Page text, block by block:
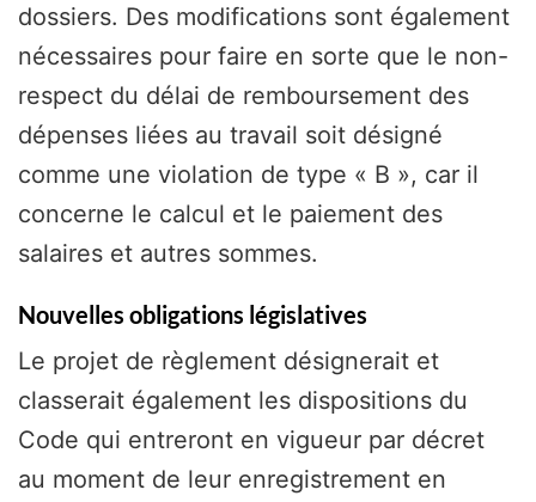
dossiers. Des modifications sont également
nécessaires pour faire en sorte que le non-
respect du délai de remboursement des
dépenses liées au travail soit désigné
comme une violation de type « B », car il
concerne le calcul et le paiement des
salaires et autres sommes.
Nouvelles obligations législatives
Le projet de règlement désignerait et
classerait également les dispositions du
Code qui entreront en vigueur par décret
au moment de leur enregistrement en